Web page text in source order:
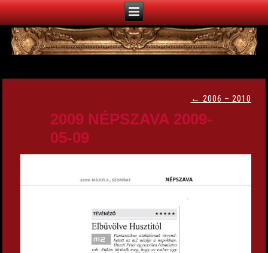
← 2006 – 2010
2009 NÉPSZAVA 2009-
05-09